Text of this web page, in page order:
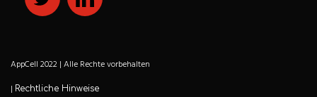
AppCell 2022 | Alle Rechte vorbehalten
| Rechtliche Hinweise